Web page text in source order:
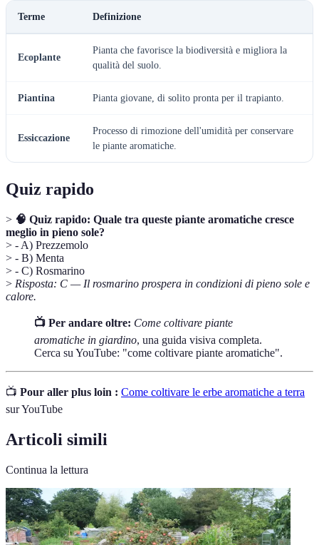
Terme Definizione
Ecoplante
Pianta che favorisce la biodiversità e migliora la
qualità del suolo.
Piantina Pianta giovane, di solito pronta per il trapianto.
Essiccazione
Processo di rimozione dell'umidità per conservare
le piante aromatiche.
Quiz rapido
> 🧠 Quiz rapido: Quale tra queste piante aromatiche cresce
meglio in pieno sole?
> - A) Prezzemolo
> - B) Menta
> - C) Rosmarino
> Risposta: C — Il rosmarino prospera in condizioni di pieno sole e
calore.
📺 Per andare oltre: Come coltivare piante
aromatiche in giardino, una guida visiva completa.
Cerca su YouTube: "come coltivare piante aromatiche".
📺 Pour aller plus loin : Come coltivare le erbe aromatiche a terra
sur YouTube
Articoli simili
Continua la lettura